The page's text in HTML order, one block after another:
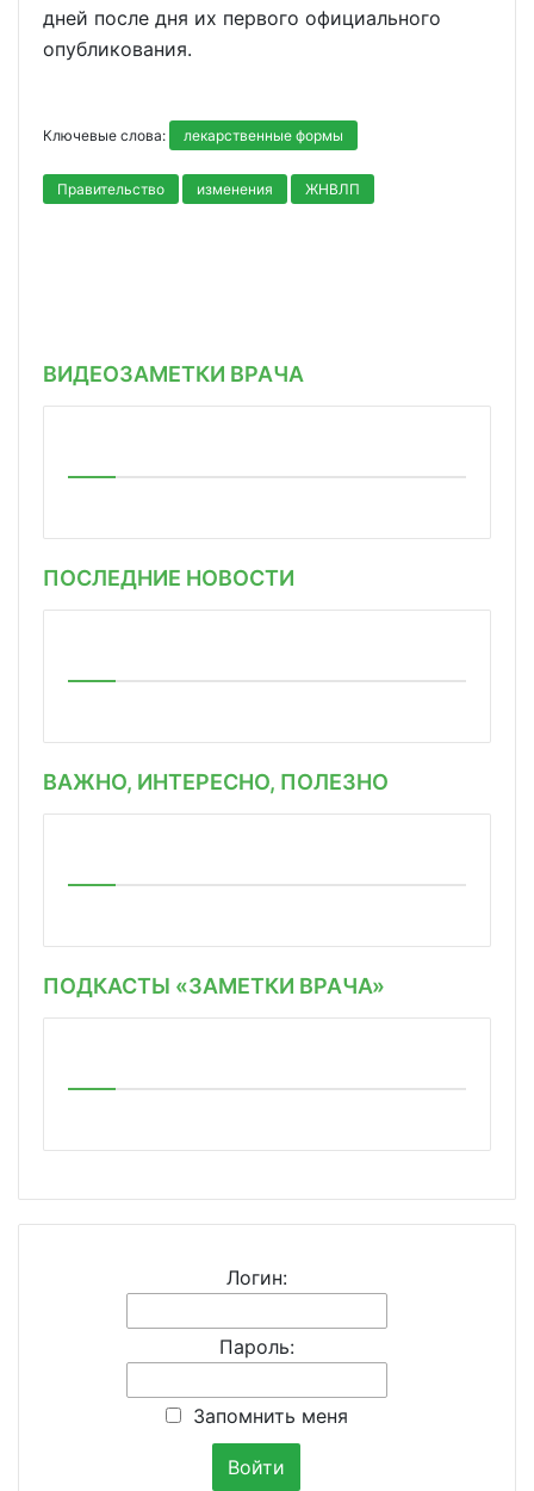
дней после дня их первого официального
опубликования.
Ключевые слова: лекарственные формы
Правительство изменения ЖНВЛП
ВИДЕОЗАМЕТКИ ВРАЧА
ПОСЛЕДНИЕ НОВОСТИ
ВАЖНО, ИНТЕРЕСНО, ПОЛЕЗНО
ПОДКАСТЫ «ЗАМЕТКИ ВРАЧА»
Логин:
Пароль:
Запомнить меня